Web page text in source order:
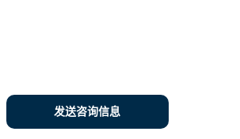
发送咨询信息